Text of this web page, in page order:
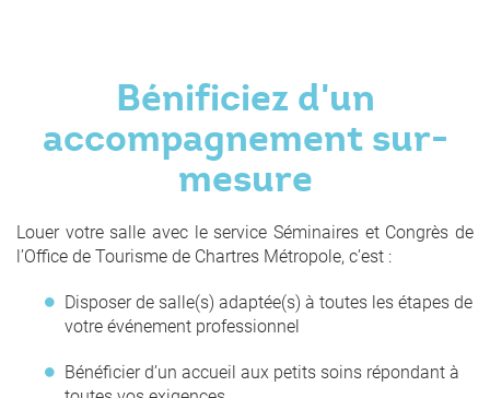
Bénificiez d'un
accompagnement sur-
mesure
Louer votre salle avec le service Séminaires et Congrès de
l’Office de Tourisme de Chartres Métropole, c’est :
Disposer de salle(s) adaptée(s) à toutes les étapes de
votre événement professionnel
Bénéficier d’un accueil aux petits soins répondant à